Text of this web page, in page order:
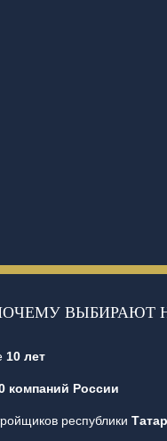
ВЫБИРАЮТ
10 лет
компаний России
республики